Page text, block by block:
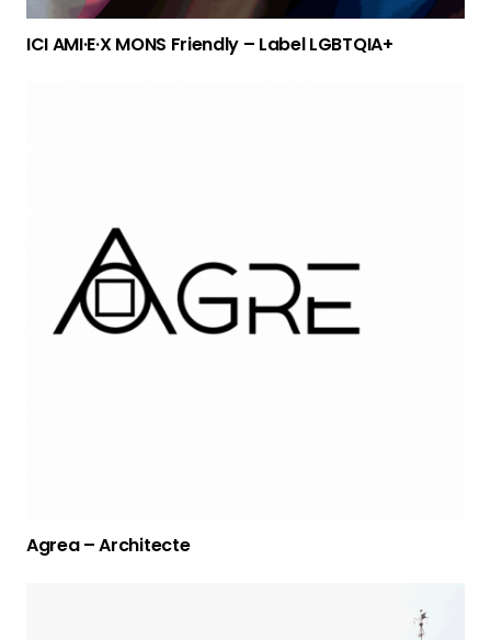
ICI AMI·E·X MONS Friendly – Label LGBTQIA+
Agrea – Architecte